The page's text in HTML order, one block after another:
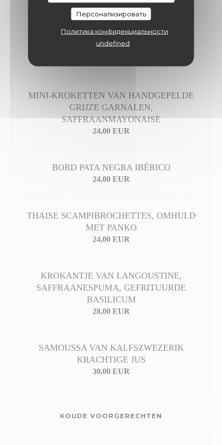
Персонализировать
Политика конфиденциальности
undefined
WAGYU-BALLETJES, TAPAS VERSE
TOMATENSAUS, BASILICUM,
PARMEZAAN
MINI-KROKETTEN VAN HANDGEPELDE
GRIJZE GARNALEN,
SAFFRAANMAYONAISE
24,00 EUR
BORD PATA NEGRA IBÉRICO
24,00 EUR
THAISE SCAMPIBROCHETTES, OMHULD
MET PANKO
24,00 EUR
KROKANTJE VAN LANGOUSTINE,
SAFFRAANESPUMA, GEFRITUURDE
BASILICUM
28,00 EUR
SAMOUSSA VAN KALFSZWEZERIK
KRACHTIGE JUS
30,00 EUR
KOUDE VOORGERECHTEN